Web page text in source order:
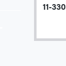
11-330